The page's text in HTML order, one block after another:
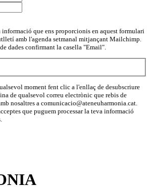
que ens proporcionis en aquest formulari
amb l'agenda setmanal mitjançant Mailchimp.
dades confirmant la casella "Email".
moment fent clic a l'enllaç de desubscriure
de qualsevol correu electrònic que rebis de
nosaltres a comunicacio@ateneuharmonia.cat.
que puguem processar la teva informació